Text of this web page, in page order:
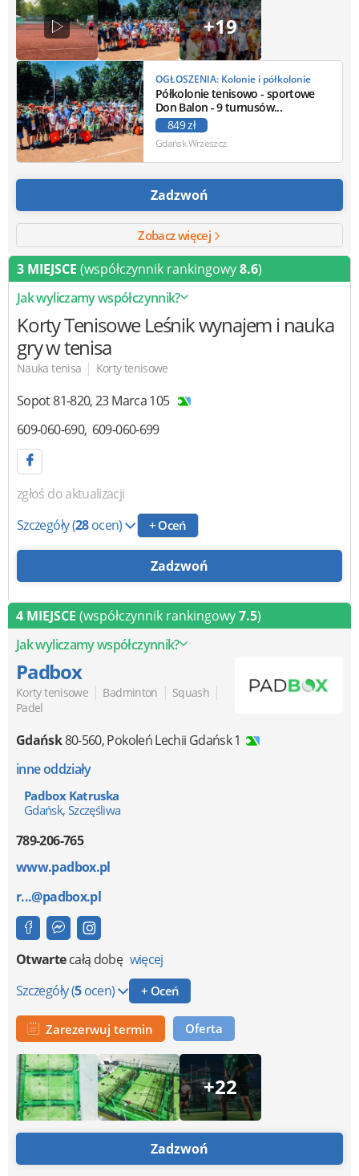
+19
OGŁOSZENIA: Kolonie i półkolonie
Półkolonie tenisowo - sportowe
Don Balon - 9 turnusów...
849 zł
Gdańsk Wrzeszcz
Zadzwoń
Zobacz więcej
3 MIEJSCE (współczynnik rankingowy8.6)
Jak wyliczamy współczynnik?
Korty Tenisowe Leśnikwynajem i nauka
gry w tenisa
Nauka tenisa | Korty tenisowe
Sopot81-820,23 Marca 105
609-060-690 609-060-699
zgłoś do aktualizacji
Szczegóły(28ocen) + Oceń
Zadzwoń
4 MIEJSCE (współczynnik rankingowy7.5)
Jak wyliczamy współczynnik?
Padbox
Korty tenisowe | Badminton | Squash |
Padel
Gdańsk80-560,Pokoleń Lechii Gdańsk 1
inne oddziały
Padbox Katruska
Gdańsk, Szczęśliwa
789-206-765
www.padbox.pl
r...@padbox.pl
Otwartecałą dobę więcej
Szczegóły(5ocen) + Oceń
Zarezerwuj termin Oferta
+22
Zadzwoń